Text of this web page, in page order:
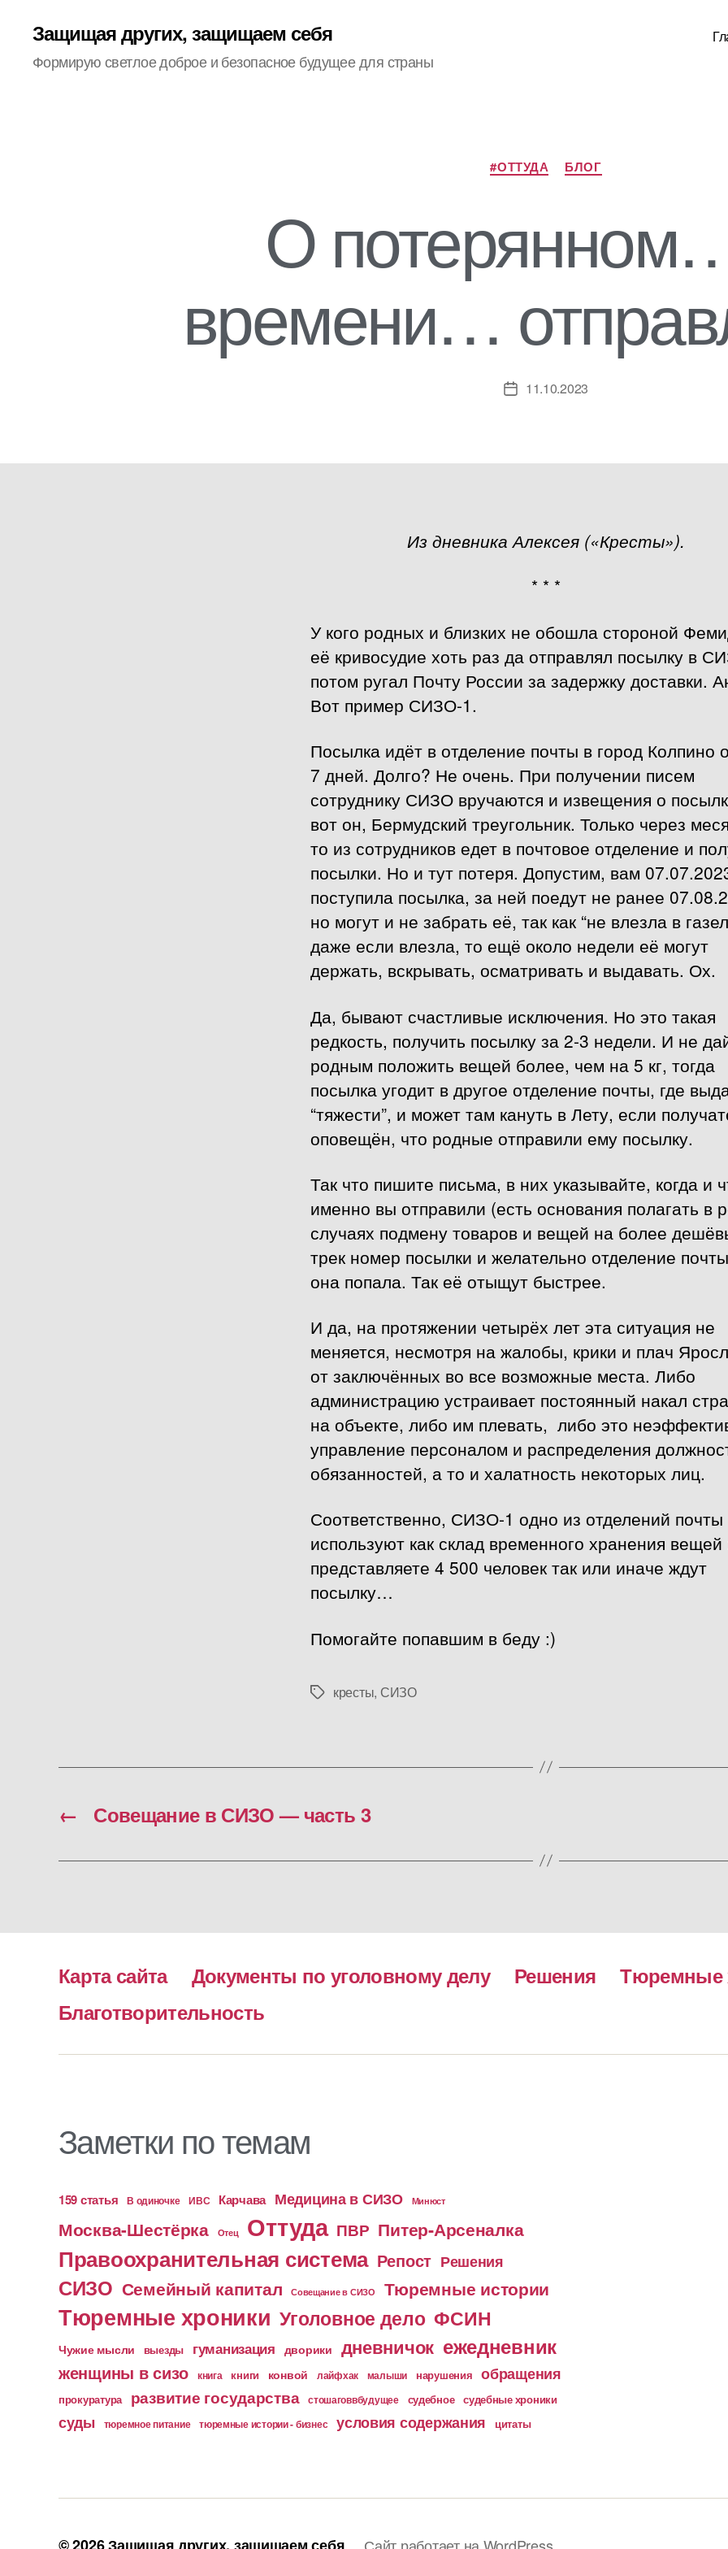
Защищая других, защищаем себя
Формирую светлое доброе и безопасное будущее для страны
Рубрики
#ОТТУДА БЛОГ
О
времени…
Дата11.10.2023
Из дневника Алексея («Кресты»).
* * *
У кого родных и близких не обошла стороной
её кривосудие хоть раз да отправлял посылку в
потом ругал Почту России за задержку доставки.
Вот пример СИЗО-1.
Посылка идёт в отделение почты в город Колпино
7 дней. Долго? Не очень. При получении писем
сотруднику СИЗО вручаются и извещения о
вот он, Бермудский треугольник. Только через
то из сотрудников едет в почтовое отделение и
посылки. Но и тут потеря. Допустим, вам
поступила посылка, за ней поедут не ранее
но могут и не забрать её, так как “не влезла в
даже если влезла, то ещё около недели её могут
держать, вскрывать, осматривать и выдавать. Ох.
Да, бывают счастливые исключения. Но это такая
редкость, получить посылку за 2-3 недели. И не
родным положить вещей более, чем на 5 кг, тогда
посылка угодит в другое отделение почты, где
“тяжести”, и может там кануть в Лету, если
оповещён, что родные отправили ему посылку.
Так что пишите письма, в них указывайте, когда и
именно вы отправили (есть основания полагать в
случаях подмену товаров и вещей на более
трек номер посылки и желательно отделение
она попала. Так её отыщут быстрее.
И да, на протяжении четырёх лет эта ситуация не
меняется, несмотря на жалобы, крики и плач
от заключённых во все возможные места. Либо
администрацию устраивает постоянный накал
на объекте, либо им плевать, либо это
управление персоналом и распределения
обязанностей, а то и халатность некоторых лиц.
Соответственно, СИЗО-1 одно из отделений почты
используют как склад временного хранения вещей
представляете 4 500 человек так или иначе ждут
посылку…
Помогайте попавшим в беду :)
Меткикресты, СИЗО
← Совещание в СИЗО — часть 3
Карта сайта Документы по уголовному делу Решения Тюремные
Благотворительность
Заметки по темам
159 статья В одиночке ИВС Карчава Медицина в СИЗО Минюст
Москва-Шестёрка Отец Оттуда ПВР Питер-Арсеналка
Правоохранительная система Репост Решения
СИЗО Семейный капитал Совещание в СИЗО Тюремные истории
Тюремные хроники Уголовное дело ФСИН
Чужие мысли выезды гуманизация дворики дневничок ежедневник
женщины в сизо книга книги конвой лайфхак малыши нарушения обращения
прокуратура развитие государства стошаговвбудущее судебное судебные хроники
суды тюремное питание тюремные истории - бизнес условия содержания цитаты
© 2026Защищая других, защищаем себя Сайт работает на WordPress